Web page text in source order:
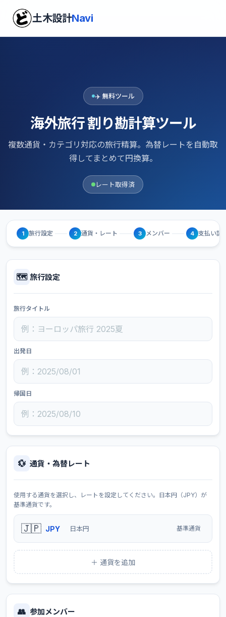
土木設計Navi
✈️ 無料ツール
海外旅行 割り勘計算ツール
複数通貨・カテゴリ対応の旅行精算。為替レートを自動取
得してまとめて円換算。
レート取得済
1 旅行設定 2 通貨・レート 3 メンバー 4 支払い記
🗺️ 旅行設定
旅行タイトル
出発日
帰国日
💱 通貨・為替レート
使用する通貨を選択し、レートを設定してください。日本円（JPY）が
基準通貨です。
🇯🇵 JPY 日本円 基準通貨
＋ 通貨を追加
👥 参加メンバー